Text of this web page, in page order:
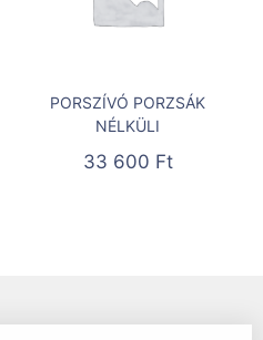
PORSZÍVÓ PORZSÁK
NÉLKÜLI
33 600 Ft